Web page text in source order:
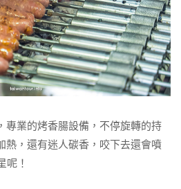
專業的烤香腸設備，不停旋轉的持
熱，還有迷人碳香，咬下去還會噴
呢！